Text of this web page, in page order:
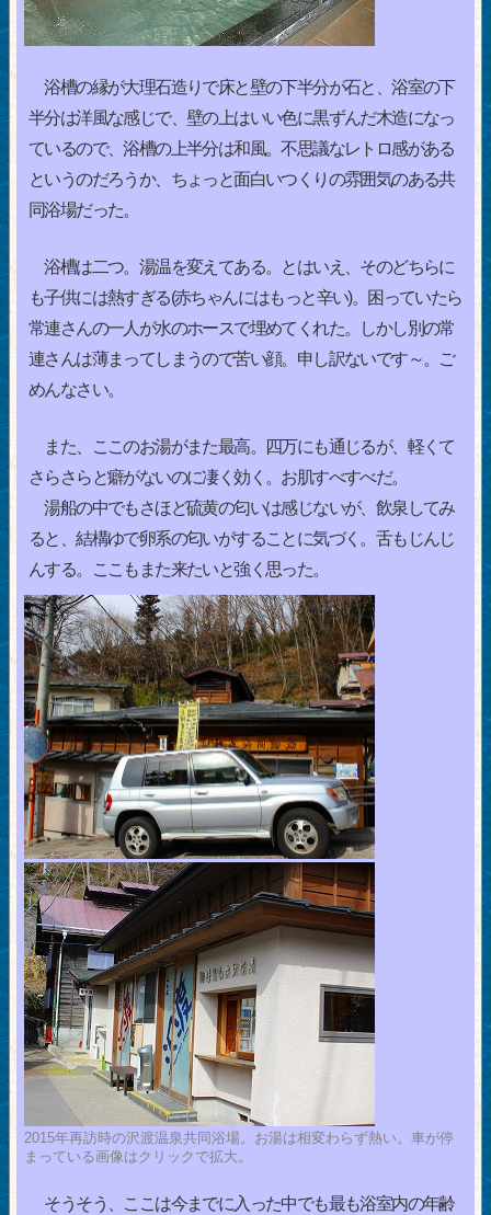
浴槽の縁が大理石造りで床と壁の下半分が石と、浴室の下
半分は洋風な感じで、壁の上はいい色に黒ずんだ木造になっ
ているので、浴槽の上半分は和風。不思議なレトロ感がある
というのだろうか、ちょっと面白いつくりの雰囲気のある共
同浴場だった。
浴槽は二つ。湯温を変えてある。とはいえ、そのどちらに
も子供には熱すぎる(赤ちゃんにはもっと辛い)。困っていたら
常連さんの一人が水のホースで埋めてくれた。しかし別の常
連さんは薄まってしまうので苦い顔。申し訳ないです～。ご
めんなさい。
また、ここのお湯がまた最高。四万にも通じるが、軽くて
さらさらと癖がないのに凄く効く。お肌すべすべだ。
湯船の中でもさほど硫黄の匂いは感じないが、飲泉してみ
ると、結構ゆで卵系の匂いがすることに気づく。舌もじんじ
んする。ここもまた来たいと強く思った。
2015年再訪時の沢渡温泉共同浴場。お湯は相変わらず熱い。車が停
まっている画像はクリックで拡大。
そうそう、ここは今までに入った中でも最も浴室内の年齢